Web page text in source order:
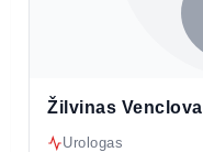
Žilvinas
Urologas